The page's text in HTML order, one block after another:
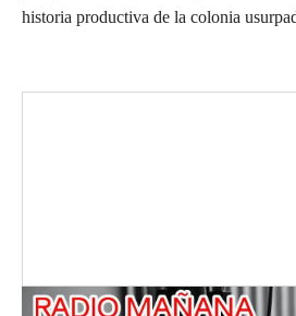
historia productiva de la colonia